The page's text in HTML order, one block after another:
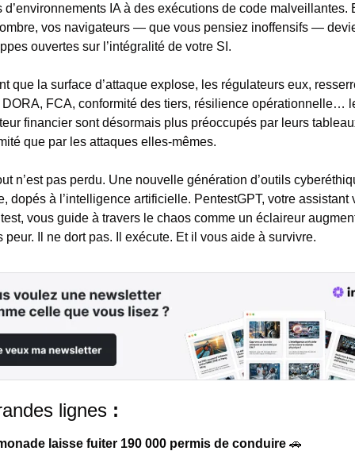
d’environnements IA à des exécutions de code malveillantes.
vos navigateurs — que vous pensiez inoffensifs —
ouvertes sur l’intégralité de votre SI.
que la surface d’attaque explose, les régulateurs eux,
DORA, FCA, conformité des tiers, résilience opérationnelle…
financier sont désormais plus préoccupés par leurs
que par les attaques elles-mêmes.
n’est pas perdu. Une nouvelle génération d’outils
dopés à l’intelligence artificielle. PentestGPT, votre assistant
vous guide à travers le chaos comme un éclaireur
peur. Il ne dort pas. Il exécute. Et il vous aide à survivre.
lignes :
laisse fuiter 190 000 permis de conduire 🚗